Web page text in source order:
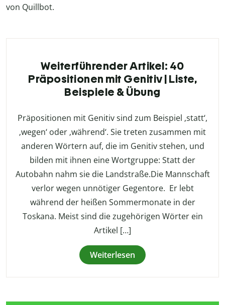
von Quillbot.
Weiterführender Artikel: 40
Präpositionen mit Genitiv | Liste,
Beispiele & Übung
Präpositionen mit Genitiv sind zum Beispiel ‚statt‘,
‚wegen‘ oder ‚während‘. Sie treten zusammen mit
anderen Wörtern auf, die im Genitiv stehen, und
bilden mit ihnen eine Wortgruppe: Statt der
Autobahn nahm sie die Landstraße.Die Mannschaft
verlor wegen unnötiger Gegentore. Er lebt
während der heißen Sommermonate in der
Toskana. Meist sind die zugehörigen Wörter ein
Artikel […]
Weiterlesen